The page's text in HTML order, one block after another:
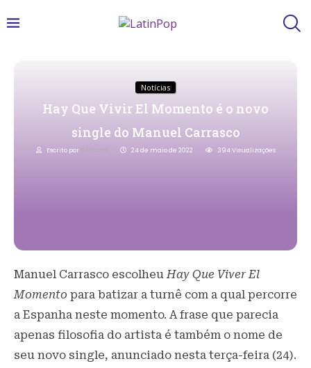
Notícias
Hay Que Vivir El Momento é o novo
single do Manuel Carrasco
Escrito por Redacao 24 de maio de 2022 394Visualizações
Manuel Carrasco escolheuHay Que Viver El
Momento para batizar a turnê com a qual percorre
a Espanha neste momento. A frase que parecia
apenas filosofia do artista é também o nome de
seu novo single, anunciado nesta terça-feira (24).